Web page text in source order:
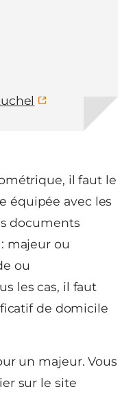
il faut le
équipée avec les
documents
majeur ou
ou
les cas, il faut
de domicile
un majeur. Vous
sur le site